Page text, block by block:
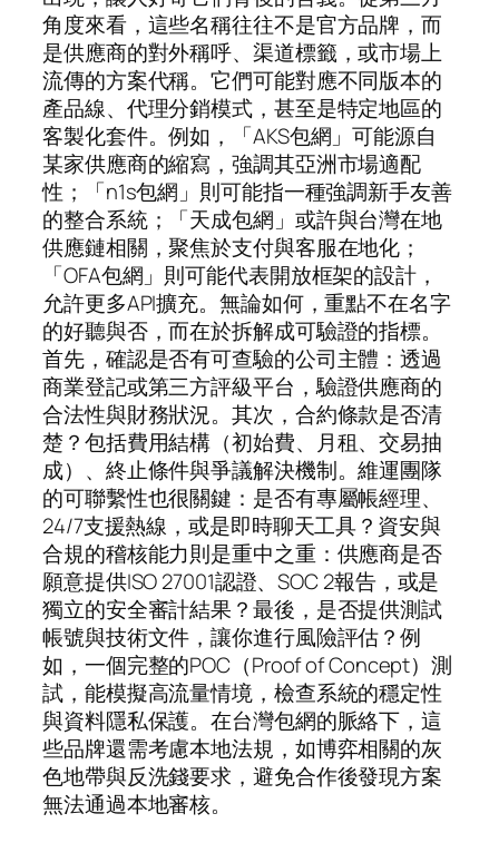
角度來看，這些名稱往往不是官方品牌，而
是供應商的對外稱呼、渠道標籤，或市場上
流傳的方案代稱。它們可能對應不同版本的
產品線、代理分銷模式，甚至是特定地區的
客製化套件。例如，「AKS包網」可能源自
某家供應商的縮寫，強調其亞洲市場適配
性；「n1s包網」則可能指一種強調新手友善
的整合系統；「天成包網」或許與台灣在地
供應鏈相關，聚焦於支付與客服在地化；
「OFA包網」則可能代表開放框架的設計，
允許更多API擴充。無論如何，重點不在名字
的好聽與否，而在於拆解成可驗證的指標。
首先，確認是否有可查驗的公司主體：透過
商業登記或第三方評級平台，驗證供應商的
合法性與財務狀況。其次，合約條款是否清
楚？包括費用結構（初始費、月租、交易抽
成）、終止條件與爭議解決機制。維運團隊
的可聯繫性也很關鍵：是否有專屬帳經理、
24/7支援熱線，或是即時聊天工具？資安與
合規的稽核能力則是重中之重：供應商是否
願意提供ISO 27001認證、SOC 2報告，或是
獨立的安全審計結果？最後，是否提供測試
帳號與技術文件，讓你進行風險評估？例
如，一個完整的POC（Proof of Concept）測
試，能模擬高流量情境，檢查系統的穩定性
與資料隱私保護。在台灣包網的脈絡下，這
些品牌還需考慮本地法規，如博弈相關的灰
色地帶與反洗錢要求，避免合作後發現方案
無法通過本地審核。